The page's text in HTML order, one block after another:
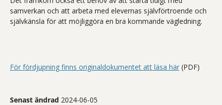
samverkan och att arbeta med elevernas självförtroende och
självkänsla för att möjliggöra en bra kommande vägledning.
För fördjupning finns originaldokumentet att läsa här (PDF)
Senast ändrad 2024-06-05